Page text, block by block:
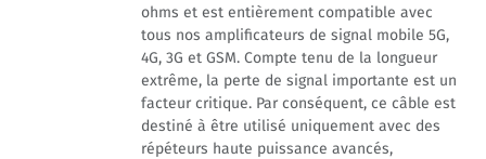
ohms et est entièrement compatible avec
tous nos amplificateurs de signal mobile 5G,
4G, 3G et GSM. Compte tenu de la longueur
extrême, la perte de signal importante est un
facteur critique. Par conséquent, ce câble est
destiné à être utilisé uniquement avec des
répéteurs haute puissance avancés,